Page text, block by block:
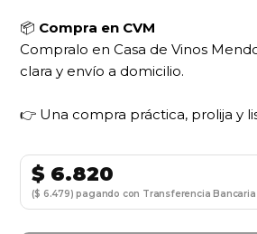
📦 Compra en CVM
Compralo en Casa de Vinos
clara y envío a domicilio.
👉 Una compra práctica, prolija y
$6.820
($ 6.479) pagando con Transferencia Bancaria